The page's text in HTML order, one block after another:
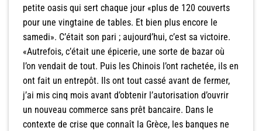
petite oasis qui sert chaque jour «plus de 120 couverts
pour une vingtaine de tables. Et bien plus encore le
samedi». C’était son pari ; aujourd’hui, c’est sa victoire.
«Autrefois, c’était une épicerie, une sorte de bazar où
l’on vendait de tout. Puis les Chinois l’ont rachetée, ils en
ont fait un entrepôt. Ils ont tout cassé avant de fermer,
j’ai mis cinq mois avant d’obtenir l’autorisation d’ouvrir
un nouveau commerce sans prêt bancaire. Dans le
contexte de crise que connaît la Grèce, les banques ne